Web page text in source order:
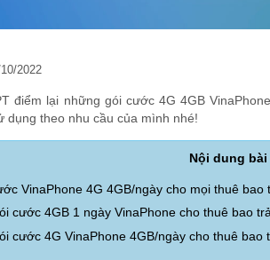
2022
điểm lại những gói cước 4G 4GB
dụng theo nhu cầu của mình nhé!
Nội dung
VinaPhone 4G 4GB/ngày cho mọi thuê bao
cước 4GB 1 ngày VinaPhone cho thuê bao
cước 4G VinaPhone 4GB/ngày cho thuê bao